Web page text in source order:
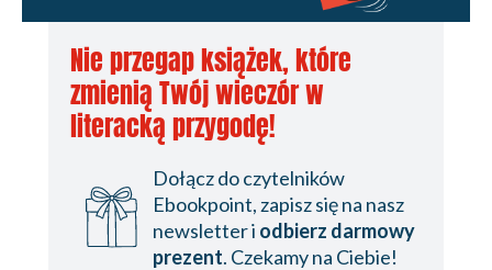
Nie przegap książek, które
zmienią Twój wieczór w
literacką przygodę!
Dołącz do czytelników
Ebookpoint, zapisz się na nasz
newsletter i odbierz darmowy
prezent. Czekamy na Ciebie!